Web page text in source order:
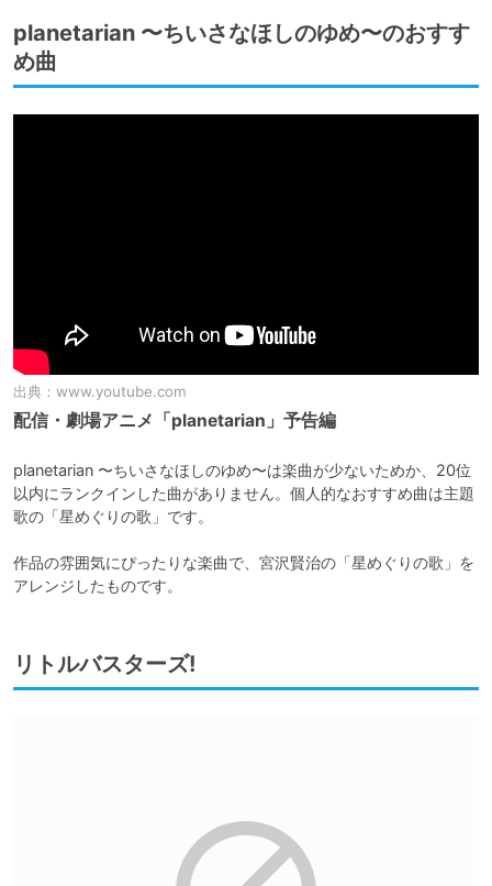
planetarian 〜ちいさなほしのゆめ〜のおすす
め曲
出典： www.youtube.com
配信・劇場アニメ「planetarian」予告編
planetarian 〜ちいさなほしのゆめ〜は楽曲が少ないためか、20位
以内にランクインした曲がありません。個人的なおすすめ曲は主題
歌の「星めぐりの歌」です。
作品の雰囲気にぴったりな楽曲で、宮沢賢治の「星めぐりの歌」を
アレンジしたものです。
リトルバスターズ!